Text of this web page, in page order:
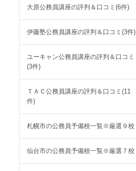
大原公務員講座の評判＆口コミ(6件)
伊藤塾公務員講座の評判＆口コミ(3件)
ユーキャン公務員講座の評判＆口コミ
(3件)
ＴＡＣ公務員講座の評判＆口コミ(11
件)
札幌市の公務員予備校一覧※厳選９校
仙台市の公務員予備校一覧※厳選７校